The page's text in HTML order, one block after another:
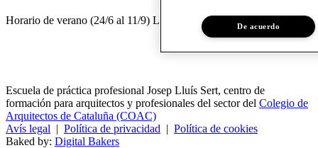
Horario de verano (24/6 al 11/9) LL a V de 8.30 a 14 h.
Escuela de práctica profesional Josep Lluís Sert, centro de
formación para arquitectos y profesionales del sector del Colegio de
Arquitectos de Cataluña (COAC)
Avís legal | Política de privacidad | Política de cookies
Baked by: Digital Bakers
De acuerdo